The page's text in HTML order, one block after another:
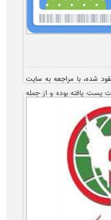
شده، با مراجعه به سایت
پست یافته بوده و از جمله
و شناسنامه، می توان به